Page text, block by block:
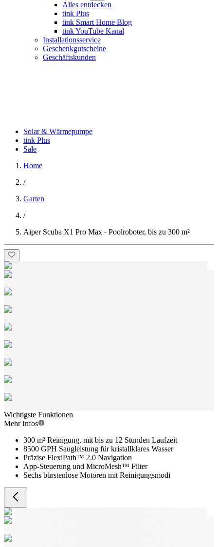
Alles entdecken
tink Plus
tink Smart Home Blog
tink YouTube Kanal
Installationsservice
Geschenkgutscheine
Geschäftskunden
Solar & Wärmepumpe
tink Plus
Sale
Home
/
Garten
/
Aiper Scuba X1 Pro Max - Poolroboter, bis zu 300 m²
Wichtigste Funktionen
Mehr Infos
300 m² Reinigung, mit bis zu 12 Stunden Laufzeit
8500 GPH Saugleistung für kristallklares Wasser
Präzise FlexiPath™ 2.0 Navigation
App-Steuerung und MicroMesh™ Filter
Sechs bürstenlose Motoren mit Reinigungsmodi